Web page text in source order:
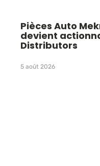
Pièces Auto
devient
Distributors
5 août 2026